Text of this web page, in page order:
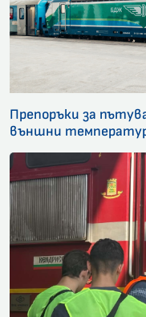
Препоръки за
външни